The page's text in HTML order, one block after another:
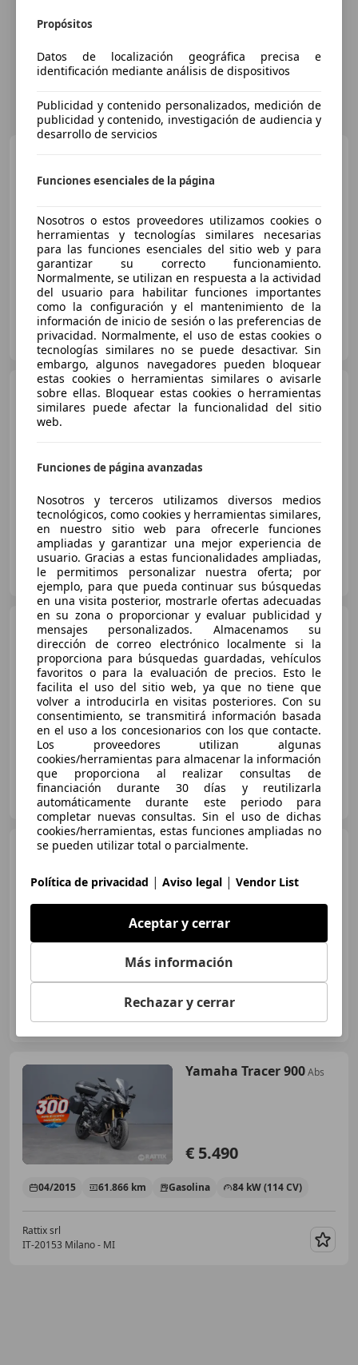
€ 5.300
09/2016 54.714 km Gasolina 85 kW (116 CV)
Tvr Moto S.N.C. Di Testa Roberto E Maccagno Luca
IT-12045 Fossano - Cuneo - CN
Yamaha Tracer 900
08/2015 46.000 km Gasolina 85 kW (116 CV)
Particular
IT-26027 Rivolta D Adda
Yamaha Tracer 900 Abs
€ 5.490
04/2015 61.866 km Gasolina 84 kW (114 CV)
Rattix srl
IT-24035 Curno - Bergamo - BG
Yamaha Tracer 900
€ 5.490
61.866 km Gasolina
IT-35010 San Giorgio in Bosco - Padova - PD
Yamaha Tracer 900Abs
€ 5.490
04/2015 61.866 km Gasolina 84 kW (114 CV)
Rattix srl
IT-20153 Milano - MI
Propósitos
Datos de localización geográfica precisa e
identificación mediante análisis de dispositivos
Publicidad y contenido personalizados, medición de
publicidad y contenido, investigación de audiencia y
desarrollo de servicios
Funciones esenciales de la página
Nosotros o estos proveedores utilizamos cookies o
herramientas y tecnologías similares necesarias
para las funciones esenciales del sitio web y para
garantizar su correcto funcionamiento.
Normalmente, se utilizan en respuesta a la actividad
del usuario para habilitar funciones importantes
como la configuración y el mantenimiento de la
información de inicio de sesión o las preferencias de
privacidad. Normalmente, el uso de estas cookies o
tecnologías similares no se puede desactivar. Sin
embargo, algunos navegadores pueden bloquear
estas cookies o herramientas similares o avisarle
sobre ellas. Bloquear estas cookies o herramientas
similares puede afectar la funcionalidad del sitio
web.
Funciones de página avanzadas
Nosotros y terceros utilizamos diversos medios
tecnológicos, como cookies y herramientas similares,
en nuestro sitio web para ofrecerle funciones
ampliadas y garantizar una mejor experiencia de
usuario. Gracias a estas funcionalidades ampliadas,
le permitimos personalizar nuestra oferta; por
ejemplo, para que pueda continuar sus búsquedas
en una visita posterior, mostrarle ofertas adecuadas
en su zona o proporcionar y evaluar publicidad y
mensajes personalizados. Almacenamos su
dirección de correo electrónico localmente si la
proporciona para búsquedas guardadas, vehículos
favoritos o para la evaluación de precios. Esto le
facilita el uso del sitio web, ya que no tiene que
volver a introducirla en visitas posteriores. Con su
consentimiento, se transmitirá información basada
en el uso a los concesionarios con los que contacte.
Los proveedores utilizan algunas
cookies/herramientas para almacenar la información
que proporciona al realizar consultas de
financiación durante 30 días y reutilizarla
automáticamente durante este periodo para
completar nuevas consultas. Sin el uso de dichas
cookies/herramientas, estas funciones ampliadas no
se pueden utilizar total o parcialmente.
Política de privacidad | Aviso legal | Vendor List
Aceptar y cerrar
Más información
Rechazar y cerrar